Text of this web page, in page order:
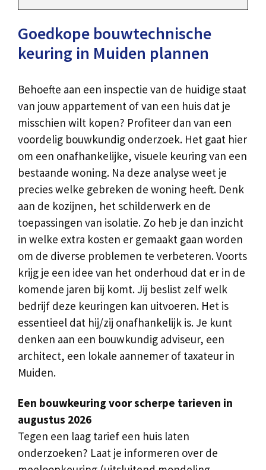
Goedkope bouwtechnische
keuring in Muiden plannen
Behoefte aan een inspectie van de huidige staat
van jouw appartement of van een huis dat je
misschien wilt kopen? Profiteer dan van een
voordelig bouwkundig onderzoek. Het gaat hier
om een onafhankelijke, visuele keuring van een
bestaande woning. Na deze analyse weet je
precies welke gebreken de woning heeft. Denk
aan de kozijnen, het schilderwerk en de
toepassingen van isolatie. Zo heb je dan inzicht
in welke extra kosten er gemaakt gaan worden
om de diverse problemen te verbeteren. Voorts
krijg je een idee van het onderhoud dat er in de
komende jaren bij komt. Jij beslist zelf welk
bedrijf deze keuringen kan uitvoeren. Het is
essentieel dat hij/zij onafhankelijk is. Je kunt
denken aan een bouwkundig adviseur, een
architect, een lokale aannemer of taxateur in
Muiden.
Een bouwkeuring voor scherpe tarieven in
augustus 2026
Tegen een laag tarief een huis laten
onderzoeken? Laat je informeren over de